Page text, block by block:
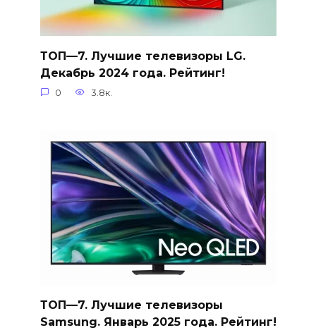
ТОП—7. Лучшие телевизоры LG.
Декабрь 2024 года. Рейтинг!
0 3.8к.
ТОП—7. Лучшие телевизоры
Samsung. Январь 2025 года. Рейтинг!